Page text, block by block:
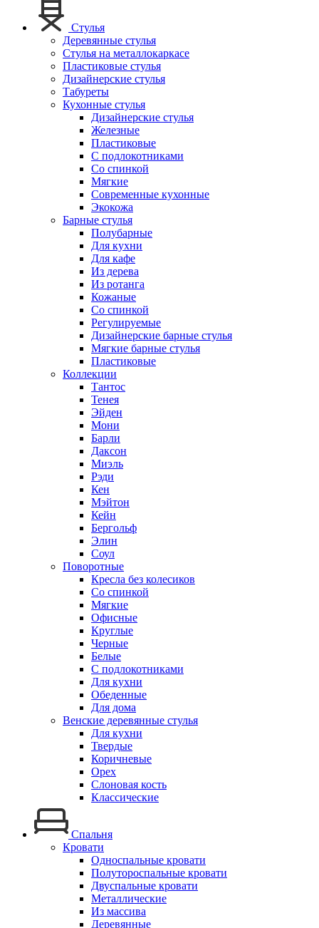
Стулья
Деревянные стулья
Стулья на металлокаркасе
Пластиковые стулья
Дизайнерские стулья
Табуреты
Кухонные стулья
Дизайнерские стулья
Железные
Пластиковые
С подлокотниками
Со спинкой
Мягкие
Современные кухонные
Экокожа
Барные стулья
Полубарные
Для кухни
Для кафе
Из дерева
Из ротанга
Кожаные
Со спинкой
Регулируемые
Дизайнерские барные стулья
Мягкие барные стулья
Пластиковые
Коллекции
Тантос
Тенея
Эйден
Мони
Барли
Даксон
Миэль
Рэди
Кен
Мэйтон
Кейн
Бергольф
Элин
Соул
Поворотные
Кресла без колесиков
Со спинкой
Мягкие
Офисные
Круглые
Черные
Белые
С подлокотниками
Для кухни
Обеденные
Для дома
Венские деревянные стулья
Для кухни
Твердые
Коричневые
Орех
Слоновая кость
Классические
Спальня
Кровати
Односпальные кровати
Полутороспальные кровати
Двуспальные кровати
Металлические
Из массива
Деревянные